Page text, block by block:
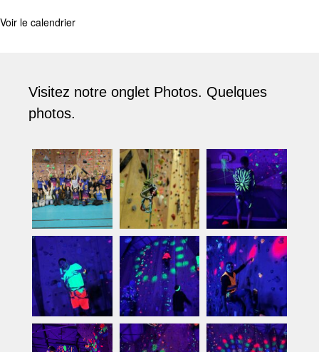
Voir le calendrier
Visitez notre onglet Photos. Quelques
photos.